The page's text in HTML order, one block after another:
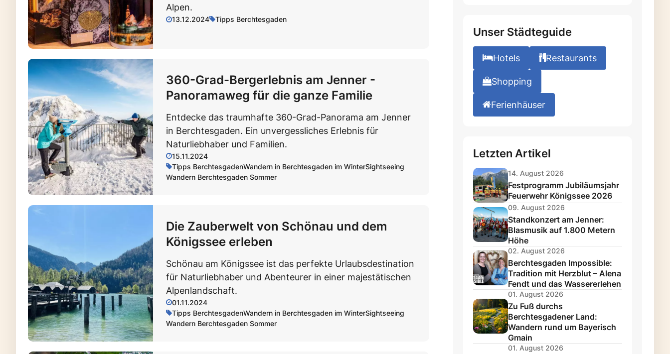
Alpen.
13.12.2024 Tipps Berchtesgaden
360-Grad-Bergerlebnis am Jenner -
Panoramaweg für die ganze Familie
Entdecke das traumhafte 360-Grad-Panorama am Jenner
in Berchtesgaden. Ein unvergessliches Erlebnis für
Naturliebhaber und Familien.
15.11.2024
Tipps BerchtesgadenWandern in Berchtesgaden im WinterSightseeing
Wandern Berchtesgaden Sommer
Die Zauberwelt von Schönau und dem
Königssee erleben
Schönau am Königssee ist das perfekte Urlaubsdestination
für Naturliebhaber und Abenteurer in einer majestätischen
Alpenlandschaft.
01.11.2024
Tipps BerchtesgadenWandern in Berchtesgaden im WinterSightseeing
Wandern Berchtesgaden Sommer
Unser Städteguide
Hotels Restaurants
Shopping
Ferienhäuser
Letzten Artikel
14. August 2026
Festprogramm Jubiläumsjahr
Feuerwehr Königssee 2026
09. August 2026
Standkonzert am Jenner:
Blasmusik auf 1.800 Metern
Höhe
02. August 2026
Berchtesgaden Impossible:
Tradition mit Herzblut – Alena
Fendt und das Wassererlehen
01. August 2026
Zu Fuß durchs
Berchtesgadener Land:
Wandern rund um Bayerisch
Gmain
01. August 2026